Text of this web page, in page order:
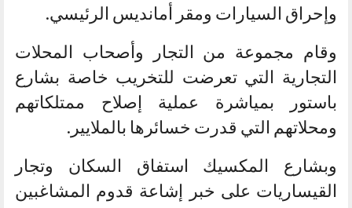
وإحراق السيارات ومقر أمانديس الرئيسي.
وقام مجموعة من التجار وأصحاب المحلات
التجارية التي تعرضت للتخريب خاصة بشارع
باستور بمياشرة عملية إصلاح ممتلكاتهم
ومحلاتهم التي قدرت خسائرها بالملايير.
وبشارع المكسيك استفاق السكان وتجار
القيساريات على خبر إشاعة قدوم المشاغبين